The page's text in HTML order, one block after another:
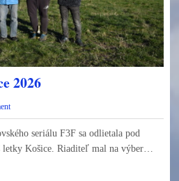
2026
seriálu F3F sa odlietala pod
letky Košice. Riaditeľ mal na výber…